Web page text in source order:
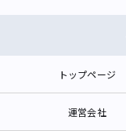
トップページ
運営会社